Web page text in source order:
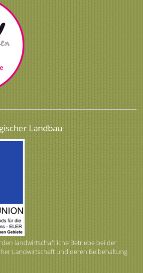
Landbau
landwirtschaftliche Betriebe bei der
Landwirtschaft und deren Beibehaltung